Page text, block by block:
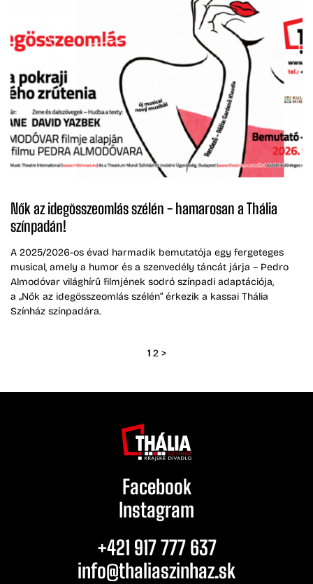
Nők az idegösszeomlás szélén - hamarosan a Thália
színpadán!
A 2025/2026-os évad harmadik bemutatója egy fergeteges
musical, amely a humor és a szenvedély táncát járja – Pedro
Almodóvar világhírű filmjének sodró színpadi adaptációja,
a „Nők az idegösszeomlás szélén” érkezik a kassai Thália
Színház színpadára.
1 2 >
Facebook
Instagram
+421 917 777 637
info@thaliaszinhaz.sk